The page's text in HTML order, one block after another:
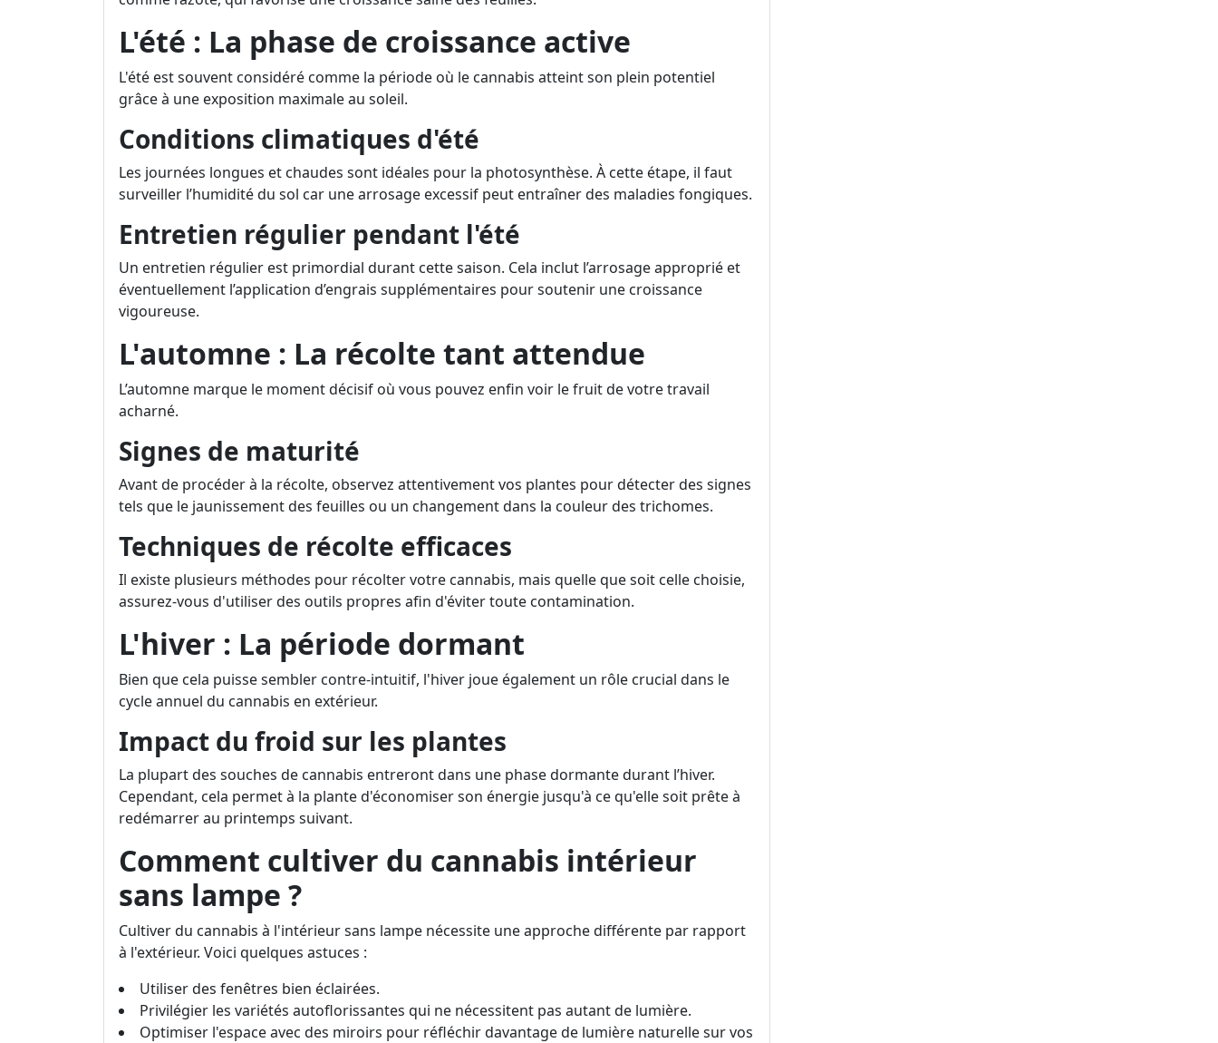
L'été : La phase de croissance active
L'été est souvent considéré comme la période où le cannabis atteint son plein potentiel
grâce à une exposition maximale au soleil.
Conditions climatiques d'été
Les journées longues et chaudes sont idéales pour la photosynthèse. À cette étape, il faut
surveiller l’humidité du sol car une arrosage excessif peut entraîner des maladies fongiques.
Entretien régulier pendant l'été
Un entretien régulier est primordial durant cette saison. Cela inclut l’arrosage approprié et
éventuellement l’application d’engrais supplémentaires pour soutenir une croissance
vigoureuse.
L'automne : La récolte tant attendue
L’automne marque le moment décisif où vous pouvez enfin voir le fruit de votre travail
acharné.
Signes de maturité
Avant de procéder à la récolte, observez attentivement vos plantes pour détecter des signes
tels que le jaunissement des feuilles ou un changement dans la couleur des trichomes.
Techniques de récolte efficaces
Il existe plusieurs méthodes pour récolter votre cannabis, mais quelle que soit celle choisie,
assurez-vous d'utiliser des outils propres afin d'éviter toute contamination.
L'hiver : La période dormant
Bien que cela puisse sembler contre-intuitif, l'hiver joue également un rôle crucial dans le
cycle annuel du cannabis en extérieur.
Impact du froid sur les plantes
La plupart des souches de cannabis entreront dans une phase dormante durant l’hiver.
Cependant, cela permet à la plante d'économiser son énergie jusqu'à ce qu'elle soit prête à
redémarrer au printemps suivant.
Comment cultiver du cannabis intérieur
sans lampe ?
Cultiver du cannabis à l'intérieur sans lampe nécessite une approche différente par rapport
à l'extérieur. Voici quelques astuces :
Utiliser des fenêtres bien éclairées.
Privilégier les variétés autoflorissantes qui ne nécessitent pas autant de lumière.
Optimiser l'espace avec des miroirs pour réfléchir davantage de lumière naturelle sur vos